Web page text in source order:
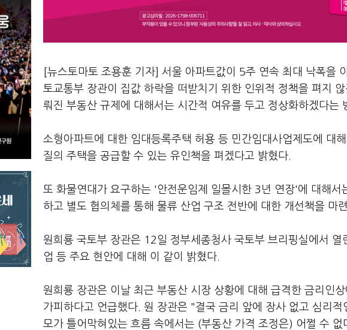
[뉴스토마토 조용훈 기자] 서울 아파트값이 5주 연속 최대 낙폭을
토교통부 장관이 집값 하락을 떠받치기 위한 인위적 정책을 펴지
뤄진 부동산 규제에 대해서는 시간적 여유를 두고 정상화하겠다는
소형아파트에 대한 임대등록주택 허용 등 민간임대사업제도에 대
질의 주택을 공급할 수 있는 유인책을 펴겠다고 밝혔다.
또 화물연대가 요구하는 '안전운임제 일몰시한 3년 연장'에 대해서
하고 별도 협의체를 통해 물류 산업 구조 전반에 대한 개선책을 마
원희룡 국토부 장관은 12일 정부세종청사 국토부 브리핑실에서
업 등 주요 현안에 대해 이 같이 밝혔다.
원희룡 장관은 이날 최근 부동산 시장 상황에 대해 급격한 금리인
가피하다고 언급했다. 원 장관은 "결국 금리 앞에 장사 없고 심리
모가 틀어막혀있는 흐름 속에서는 (부동산 가격 조정은) 어쩔 수 없